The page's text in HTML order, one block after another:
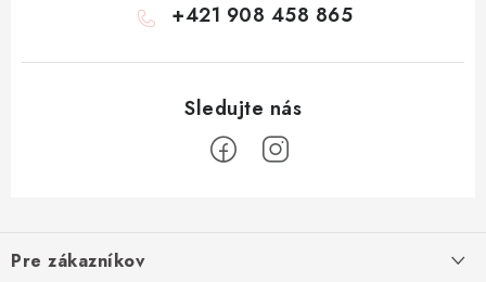
+421 908 458 865
pPre zákazníkov